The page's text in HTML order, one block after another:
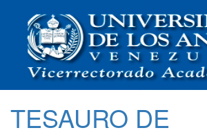
TESAURO DE